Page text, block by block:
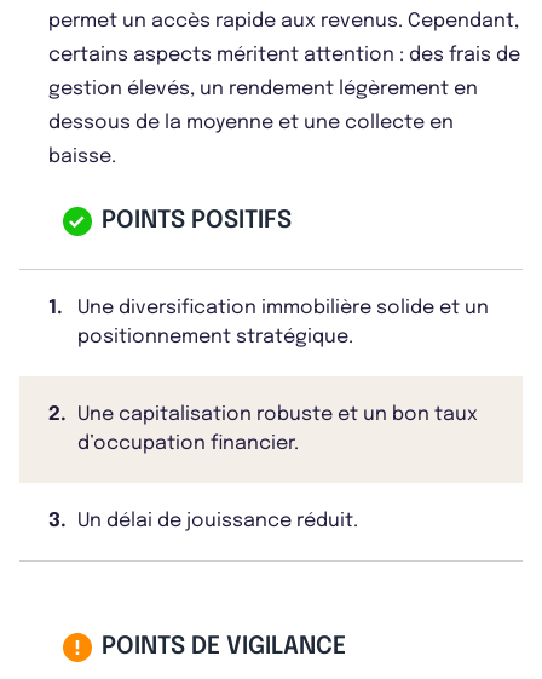
permet un accès rapide aux revenus. Cependant,
certains aspects méritent attention : des frais de
gestion élevés, un rendement légèrement en
dessous de la moyenne et une collecte en
baisse.
POINTS POSITIFS
1.
Une diversification immobilière solide et un
positionnement stratégique.
2.
Une capitalisation robuste et un bon taux
d’occupation financier.
3. Un délai de jouissance réduit.
POINTS DE VIGILANCE